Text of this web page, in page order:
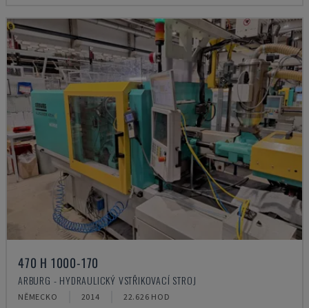
470 H 1000-170
ARBURG - HYDRAULICKÝ VSTŘIKOVACÍ STROJ
NĚMECKO 2014 22.626 HOD